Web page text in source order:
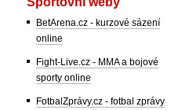
BetArena.cz - kurzové sázení
online
Fight-Live.cz - MMA a bojové
sporty online
FotbalZprávy.cz - fotbal zprávy